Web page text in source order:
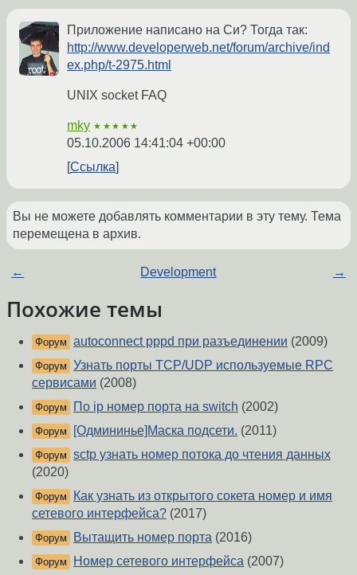
Приложение написано на Си? Тогда так:
http://www.developerweb.net/forum/archive/ind
ex.php/t-2975.html
UNIX socket FAQ
mky ★★★★★
05.10.2006 14:41:04 +00:00
Ссылка
Вы не можете добавлять комментарии в эту тему. Тема
перемещена в архив.
← Development →
Похожие темы
Форум autoconnect pppd при разъединении (2009)
Форум Узнать порты TCP/UDP используемые RPC
сервисами (2008)
Форум По ip номер порта на switch (2002)
Форум [Одмининье]Маска подсети. (2011)
Форум sctp узнать номер потока до чтения данных
(2020)
Форум
Как узнать из открытого сокета номер и имя
сетевого интерфейса? (2017)
Форум Вытащить номер порта (2016)
Форум Номер сетевого интерфейса (2007)